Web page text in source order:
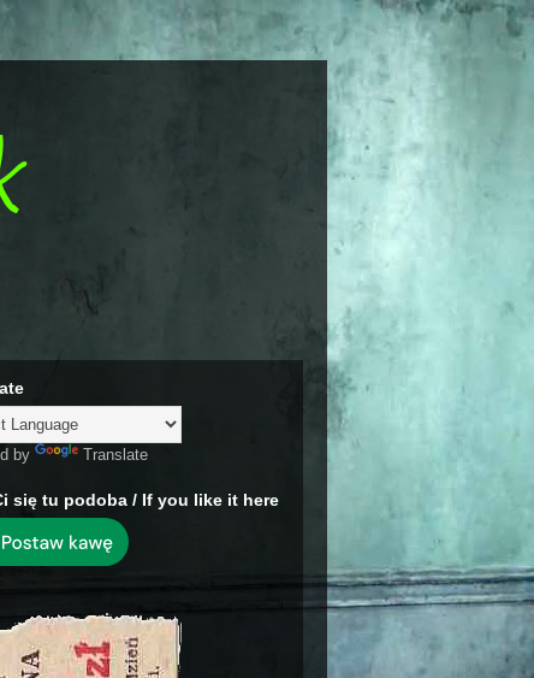
by Translate
się tu podoba / If you like it here